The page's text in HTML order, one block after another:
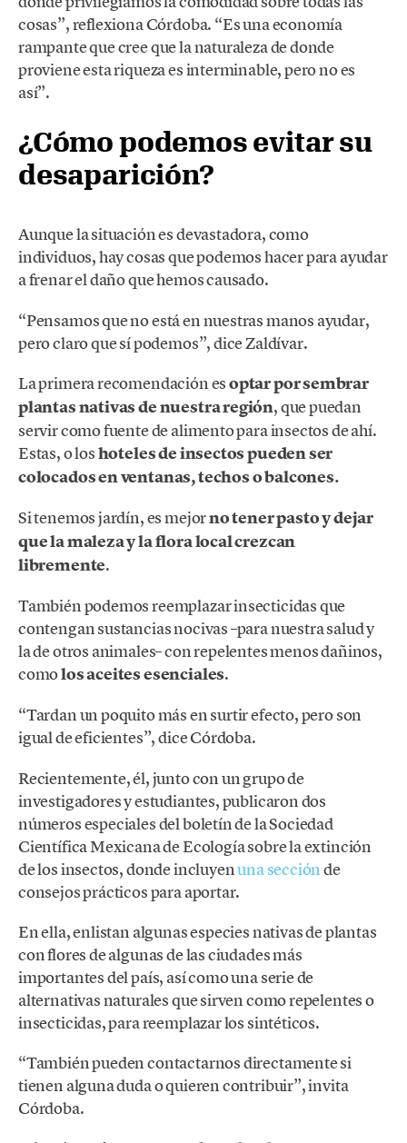
cosas”, reflexiona Córdoba. “Es una economía
rampante que cree que la naturaleza de donde
proviene esta riqueza es interminable, pero no es
así”.
¿Cómo podemos evitar su
desaparición?
Aunque la situación es devastadora, como
individuos, hay cosas que podemos hacer para ayudar
a frenar el daño que hemos causado.
“Pensamos que no está en nuestras manos ayudar,
pero claro que sí podemos”, dice Zaldívar.
La primera recomendación esoptar por sembrar
plantas nativas de nuestra región, que puedan
servir como fuente de alimento para insectos de ahí.
Estas, o loshoteles de insectos pueden ser
colocados en ventanas, techos o balcones.
Si tenemos jardín, es mejorno tener pasto y dejar
que la maleza y la flora local crezcan
libremente.
También podemos reemplazar insecticidas que
contengan sustancias nocivas –para nuestra salud y
la de otros animales– con repelentes menos dañinos,
comolos aceites esenciales.
“Tardan un poquito más en surtir efecto, pero son
igual de eficientes”, dice Córdoba.
Recientemente, él, junto con un grupo de
investigadores y estudiantes, publicaron dos
números especiales del boletín de la Sociedad
Científica Mexicana de Ecología sobre la extinción
de los insectos, donde incluyenuna sección de
consejos prácticos para aportar.
En ella, enlistan algunas especies nativas de plantas
con flores de algunas de las ciudades más
importantes del país, así como una serie de
alternativas naturales que sirven como repelentes o
insecticidas, para reemplazar los sintéticos.
“También pueden contactarnos directamente si
tienen alguna duda o quieren contribuir”, invita
Córdoba.